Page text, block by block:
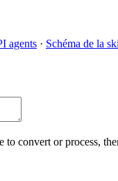
agents · Schéma de la
to convert or process,